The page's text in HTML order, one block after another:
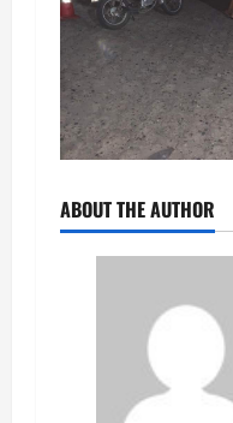
ABOUT THE AUTHOR